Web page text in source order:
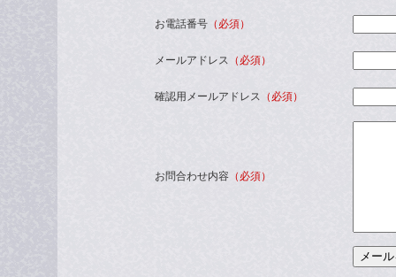
お電話番号 （必須）
メールアドレス （必須）
確認用メールアドレス （必須）
お問合わせ内容 （必須）